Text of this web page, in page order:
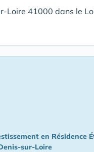
Loire 41000 dans le
en Résidence
sur-Loire